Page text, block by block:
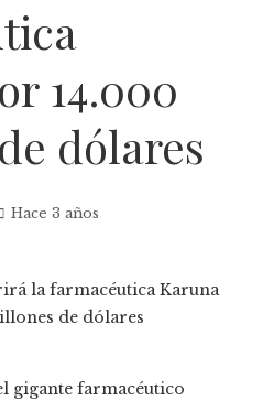
14.000
dólares
Hace 3 años
gigante farmacéutico